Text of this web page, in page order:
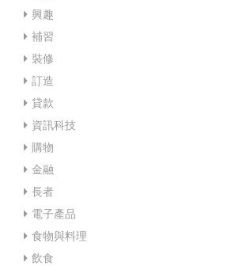
興趣
補習
裝修
訂造
貸款
資訊科技
購物
金融
長者
電子產品
食物與料理
飲食